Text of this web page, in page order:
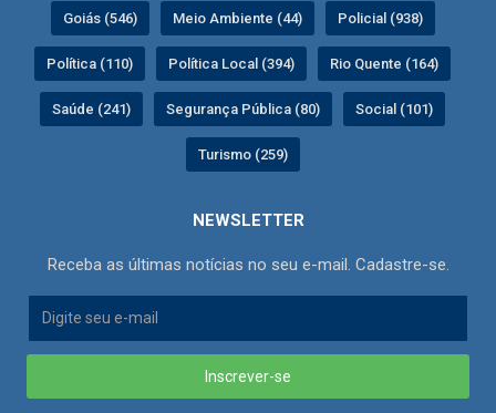
Goiás (546) Meio Ambiente (44) Policial (938)
Política (110) Política Local (394) Rio Quente (164)
Saúde (241) Segurança Pública (80) Social (101)
Turismo (259)
NEWSLETTER
Receba as últimas notícias no seu e-mail. Cadastre-se.
Inscrever-se